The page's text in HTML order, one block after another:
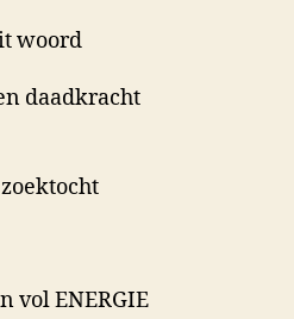
woord
daadkracht
vol ENERGIE